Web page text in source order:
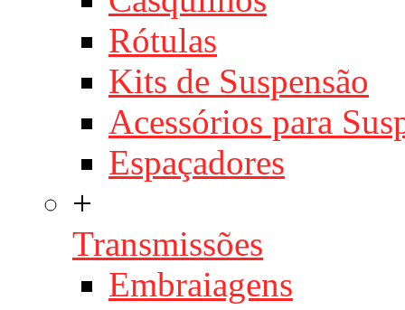
Rótulas
Kits de Suspensão
Acessórios para
Espaçadores
+
Transmissões
Embraiagens